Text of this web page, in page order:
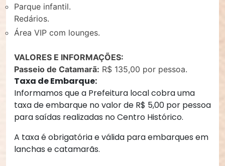
Parque infantil.
Redários.
Área VIP com lounges.
VALORES E INFORMAÇÕES:
Passeio de Catamarã: R$ 135,00 por pessoa.
Taxa de Embarque:
Informamos que a Prefeitura local cobra uma
taxa de embarque no valor de R$ 5,00 por pessoa
para saídas realizadas no Centro Histórico.
A taxa é obrigatória e válida para embarques em
lanchas e catamarãs.